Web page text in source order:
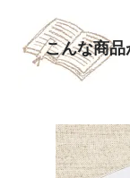
こんな商